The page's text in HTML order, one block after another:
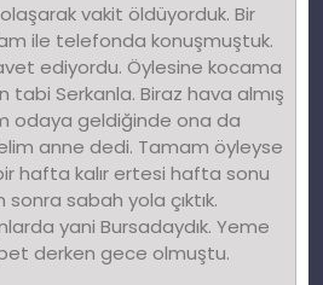
vakit öldüyorduk. Bir
ile telefonda konuşmuştuk.
ediyordu. Öylesine kocama
Serkanla. Biraz hava almış
odaya geldiğinde ona da
anne dedi. Tamam öyleyse
hafta kalır ertesi hafta sonu
sabah yola çıktık.
yani Bursadaydık. Yeme
derken gece olmuştu.